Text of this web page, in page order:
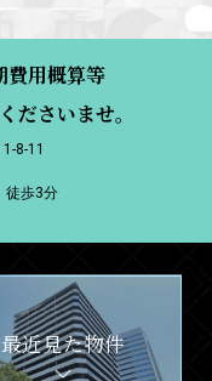
費用概算等
ださいませ。
8-11
徒歩3分
最近見た物件